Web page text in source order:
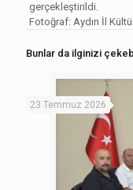
gerçekleştirildi.
Fotoğraf: Aydın İl
Bunlar da ilginizi
23 Temmuz 2026